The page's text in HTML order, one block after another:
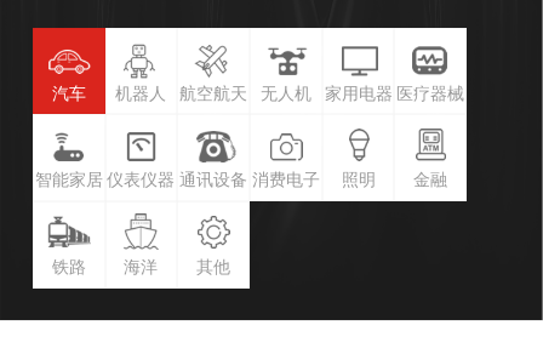
汽车 机器人 航空航天 无人机 家用电器 医疗器械
智能家居 仪表仪器 通讯设备 消费电子 照明 金融
铁路 海洋 其他